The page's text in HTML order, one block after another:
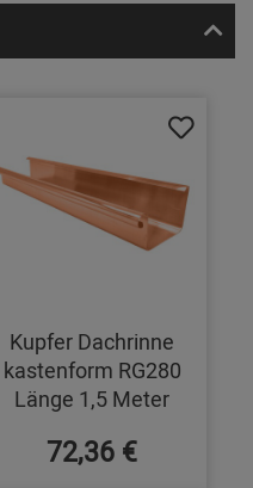
Kupfer Dachrinne
kastenform RG280
Länge 1,5 Meter
72,36 €